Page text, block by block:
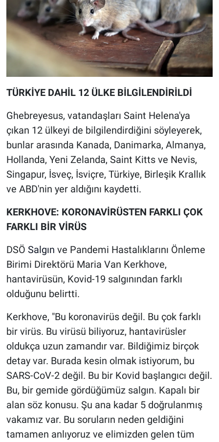
TÜRKİYE DAHİL 12 ÜLKE BİLGİLENDİRİLDİ
Ghebreyesus, vatandaşları Saint Helena'ya
çıkan 12 ülkeyi de bilgilendirdiğini söyleyerek,
bunlar arasında Kanada, Danimarka, Almanya,
Hollanda, Yeni Zelanda, Saint Kitts ve Nevis,
Singapur, İsveç, İsviçre, Türkiye, Birleşik Krallık
ve ABD'nin yer aldığını kaydetti.
KERKHOVE: KORONAVİRÜSTEN FARKLI ÇOK
FARKLI BİR VİRÜS
DSÖ Salgın ve Pandemi Hastalıklarını Önleme
Birimi Direktörü Maria Van Kerkhove,
hantavirüsün, Kovid-19 salgınından farklı
olduğunu belirtti.
Kerkhove, "Bu koronavirüs değil. Bu çok farklı
bir virüs. Bu virüsü biliyoruz, hantavirüsler
oldukça uzun zamandır var. Bildiğimiz birçok
detay var. Burada kesin olmak istiyorum, bu
SARS-CoV-2 değil. Bu bir Kovid başlangıcı değil.
Bu, bir gemide gördüğümüz salgın. Kapalı bir
alan söz konusu. Şu ana kadar 5 doğrulanmış
vakamız var. Bu soruların neden geldiğini
tamamen anlıyoruz ve elimizden gelen tüm